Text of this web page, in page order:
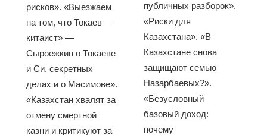
рисков». «Выезжаем
на том, что Токаев —
китаист» —
Сыроежкин о Токаеве
и Си, секретных
делах и о Масимове».
«Казахстан хвалят за
отмену смертной
казни и критикуют за
публичных разборок».
«Риски для
Казахстана». «В
Казахстане снова
защищают семью
Назарбаевых?».
«Безусловный
базовый доход:
почему